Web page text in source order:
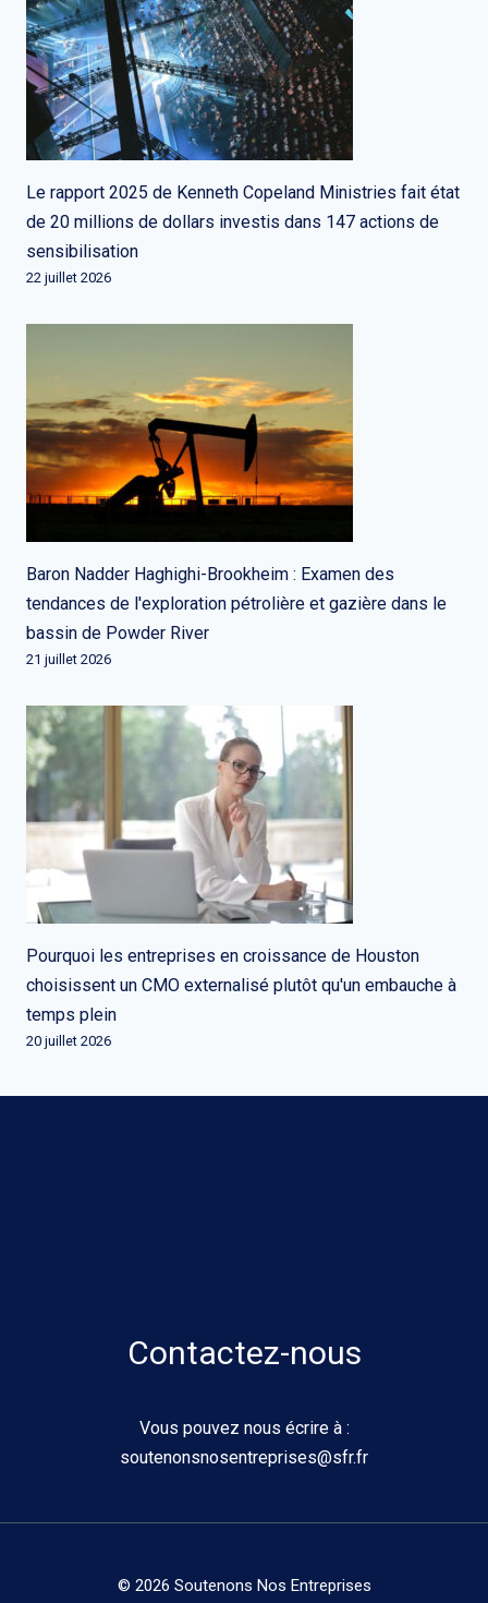
Le rapport 2025 de Kenneth Copeland Ministries fait état
de 20 millions de dollars investis dans 147 actions de
sensibilisation
22 juillet 2026
Baron Nadder Haghighi-Brookheim : Examen des
tendances de l'exploration pétrolière et gazière dans le
bassin de Powder River
21 juillet 2026
Pourquoi les entreprises en croissance de Houston
choisissent un CMO externalisé plutôt qu'un embauche à
temps plein
20 juillet 2026
Contactez-nous
Vous pouvez nous écrire à :
soutenonsnosentreprises@sfr.fr
© 2026 Soutenons Nos Entreprises